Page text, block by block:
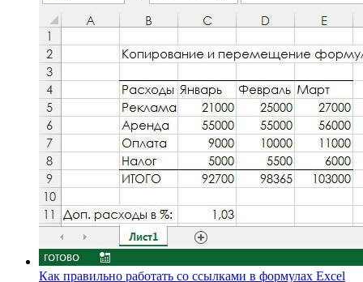
Как правильно работать со ссылками в формулах Excel